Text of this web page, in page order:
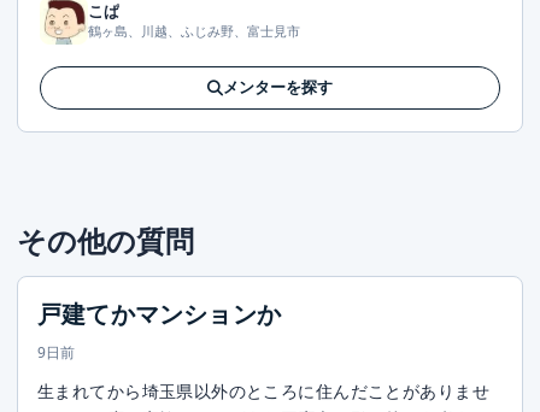
こぱ
鶴ヶ島、川越、ふじみ野、富士見市
メンターを探す
その他の質問
戸建てかマンションか
9日前
生まれてから埼玉県以外のところに住んだことがありませ